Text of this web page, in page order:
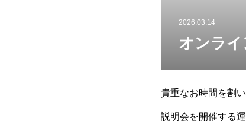
2026.03.14
オンラ
貴重なお時間を割
説明会を開催する